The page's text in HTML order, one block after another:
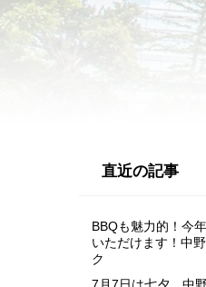
直近の記事
BBQも魅力的！今
いただけます！中
ク